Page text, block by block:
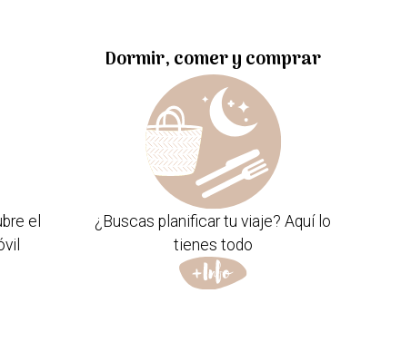
el
Dormir, comer y comprar
¿Buscas planificar tu viaje? Aquí lo
tienes todo